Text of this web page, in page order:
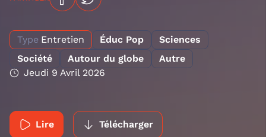
Type Entretien Éduc Pop
Sciences
Société
Autour du globe
Autre
Jeudi 9 Avril 2026
Lire Télécharger